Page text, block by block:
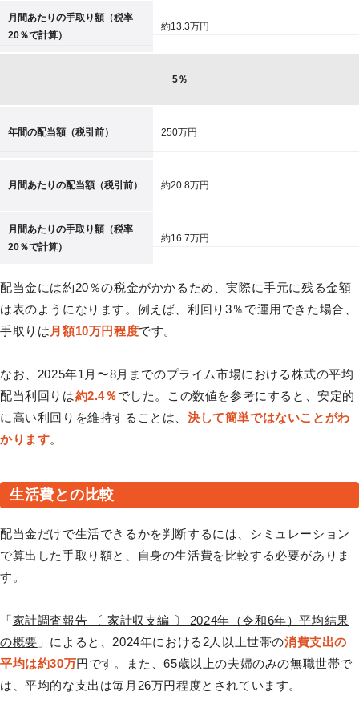
月間あたりの手取り額（税率
20％で計算）
約13.3万円
5％
年間の配当額（税引前） 250万円
月間あたりの配当額（税引前） 約20.8万円
月間あたりの手取り額（税率
20％で計算）
約16.7万円
配当金には約20％の税金がかかるため、実際に手元に残る金額
は表のようになります。例えば、利回り3％で運用できた場合、
手取りは 月額10万円程度です。
なお、2025年1月〜8月までのプライム市場における株式の平均
配当利回りは約2.4％でした。この数値を参考にすると、安定的
に高い利回りを維持することは、 決して簡単ではないことがわ
かります。
生活費との比較
配当金だけで生活できるかを判断するには、シミュレーション
で算出した手取り額と、自身の生活費を比較する必要がありま
す。
「家計調査報告 〔 家計収支編 〕 2024年（令和6年）平均結果
の概要 」によると、2024年における2人以上世帯の消費支出の
平均は約30万円です。また、65歳以上の夫婦のみの無職世帯で
は、平均的な支出は毎月26万円程度とされています。